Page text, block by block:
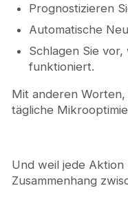
Prognostizieren
Automatische
Schlagen Sie
funktioniert.
Mit anderen
tägliche
Und weil jede
Zusammenhang